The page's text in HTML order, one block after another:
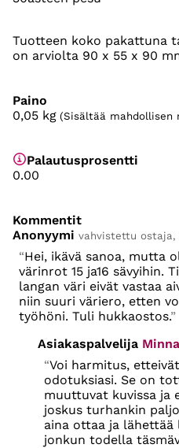
Tuotteen koko pakattuna
on arviolta 90 x 55 x 90
Paino
0,05 kg (Sisältää mahdollisen
Palautusprosentti
0.00
Kommentit
Anonyymi vahvistettu ostaja,
Hei, ikävä sanoa, mutta
värinrot 15 ja16 sävyihin.
langan väri eivät vastaa
niin suuri väriero, etten
työhöni. Tuli hukkaostos.
Asiakaspalvelija Minna
Voi harmitus,
odotuksiasi. Se on
muuttuvat kuvissa ja
joskus turhankin
aina ottaa ja lähettää
jonkun todella